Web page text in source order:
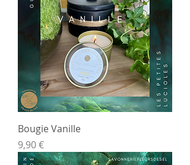
Bougie Vanille
Prix
9,90 €